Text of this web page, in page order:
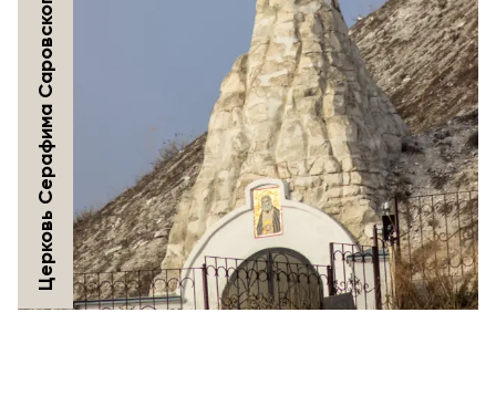
Церковь Серафима Саровского